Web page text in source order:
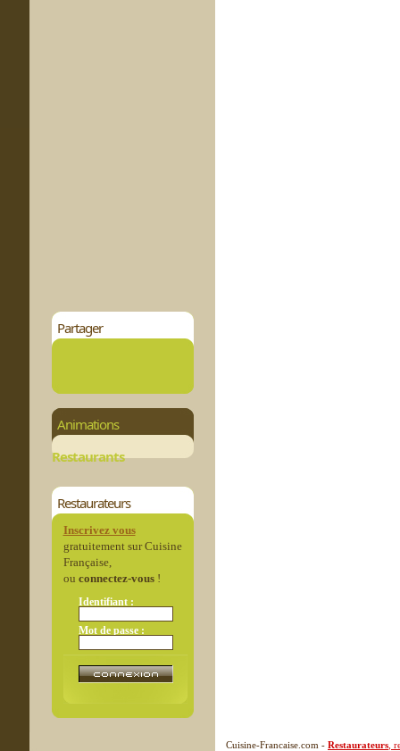
Partager
Animations
Restaurants
Restaurateurs
Inscrivez vous
gratuitement sur Cuisine
Française,
ou connectez-vous!
Identifiant :
Mot de passe :
Cuisine-Francaise.com - Restaurateurs ,